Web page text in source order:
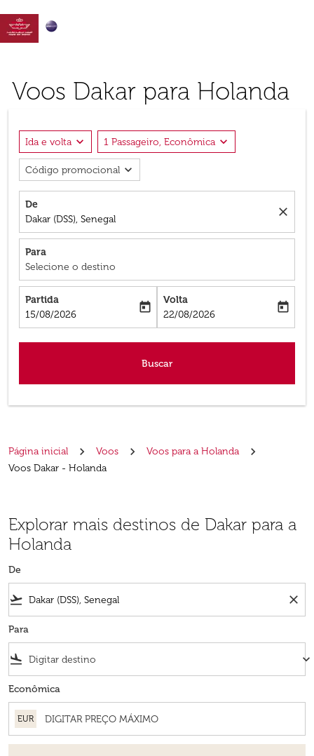

Voos Dakar para Holanda
Ida e volta expand_more 1 Passageiro, Econômica expand_more
Código promocional expand_more
De
Dakar (DSS), Senegal
close
Para
Selecione o destino
Partida
fc-booking-departure-date-aria-label
15/08/2026
today
Volta
fc-booking-return-date-aria-label
22/08/2026
today
Buscar
Página inicial Voos
Voos para a Holanda
Voos Dakar - Holanda
Explorar mais destinos de Dakar para a
Holanda
De
flight_takeoff close
Para
flight_land keyboard_arrow_down
Econômica
EUR